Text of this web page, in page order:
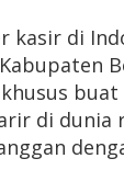
kasir di
buat
di dunia